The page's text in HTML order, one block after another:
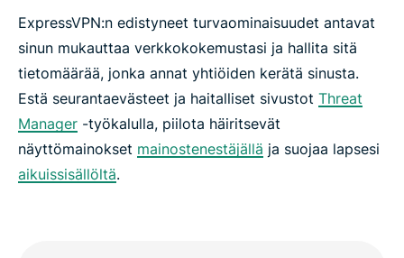
ExpressVPN:n edistyneet turvaominaisuudet antavat
sinun mukauttaa verkkokokemustasi ja hallita sitä
tietomäärää, jonka annat yhtiöiden kerätä sinusta.
Estä seurantaevästeet ja haitalliset sivustot Threat
Manager -työkalulla, piilota häiritsevät
näyttömainokset mainostenestäjällä ja suojaa lapsesi
aikuissisällöltä.